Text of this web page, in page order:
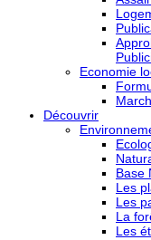
Economie
Découvrir
Base
Les
Les
La
Les